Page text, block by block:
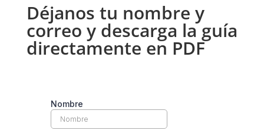
Déjanos tu nombre y
correo y descarga la guía
directamente en PDF